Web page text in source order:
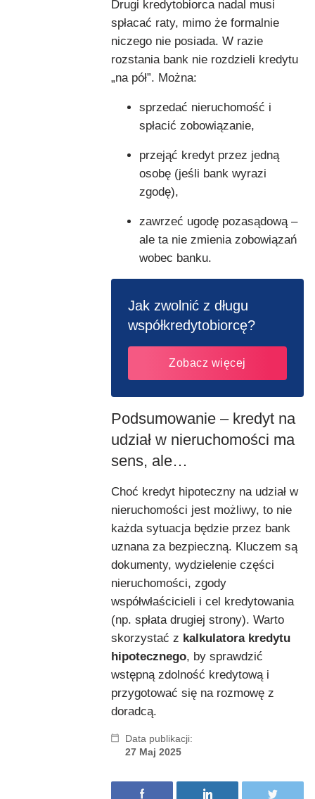
Drugi kredytobiorca nadal musi
spłacać raty, mimo że formalnie
niczego nie posiada. W razie
rozstania bank nie rozdzieli kredytu
„na pół”. Można:
sprzedać nieruchomość i
spłacić zobowiązanie,
przejąć kredyt przez jedną
osobę (jeśli bank wyrazi
zgodę),
zawrzeć ugodę pozasądową –
ale ta nie zmienia zobowiązań
wobec banku.
Jak zwolnić z długu
współkredytobiorcę?
Zobacz więcej
Podsumowanie – kredyt na
udział w nieruchomości ma
sens, ale…
Choć kredyt hipoteczny na udział w
nieruchomości jest możliwy, to nie
każda sytuacja będzie przez bank
uznana za bezpieczną. Kluczem są
dokumenty, wydzielenie części
nieruchomości, zgody
współwłaścicieli i cel kredytowania
(np. spłata drugiej strony). Warto
skorzystać z kalkulatora kredytu
hipotecznego, by sprawdzić
wstępną zdolność kredytową i
przygotować się na rozmowę z
doradcą.
Data publikacji:
27 Maj 2025